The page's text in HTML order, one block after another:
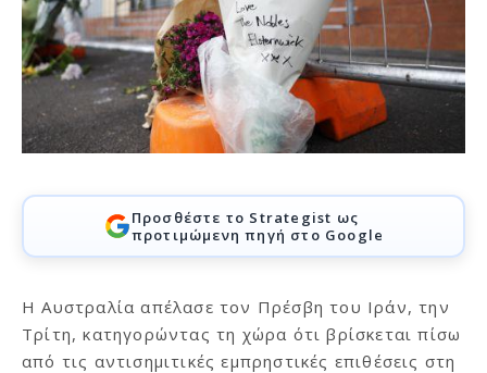
Προσθέστε το Strategist ως
προτιμώμενη πηγή στο Google
Η Αυστραλία απέλασε τον Πρέσβη του Ιράν, την
Τρίτη, κατηγορώντας τη χώρα ότι βρίσκεται πίσω
από τις αντισημιτικές εμπρηστικές επιθέσεις στη